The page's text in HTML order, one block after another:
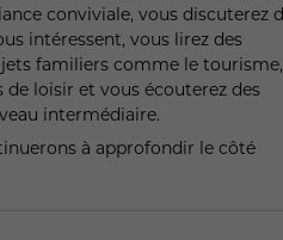
conviviale, vous discuterez
intéressent, vous lirez des
familiers comme le tourisme,
loisir et vous écouterez des
intermédiaire.
à approfondir le côté